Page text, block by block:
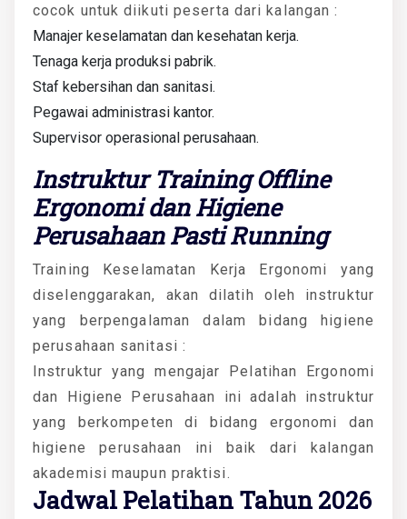
cocok untuk diikuti peserta dari kalangan :
Manajer keselamatan dan kesehatan kerja.
Tenaga kerja produksi pabrik.
Staf kebersihan dan sanitasi.
Pegawai administrasi kantor.
Supervisor operasional perusahaan.
Instruktur Training Offline
Ergonomi dan Higiene
Perusahaan Pasti Running
Training Keselamatan Kerja Ergonomi yang
diselenggarakan, akan dilatih oleh instruktur
yang berpengalaman dalam bidang higiene
perusahaan sanitasi :
Instruktur yang mengajar Pelatihan Ergonomi
dan Higiene Perusahaan ini adalah instruktur
yang berkompeten di bidang ergonomi dan
higiene perusahaan ini baik dari kalangan
akademisi maupun praktisi.
Jadwal Pelatihan Tahun 2026